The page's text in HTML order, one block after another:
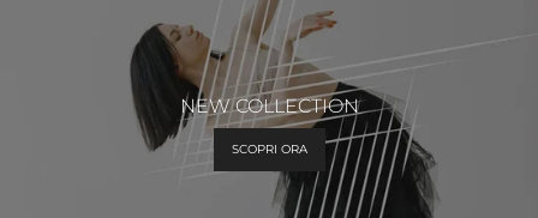
NEW COLLECTION
SCOPRI ORA